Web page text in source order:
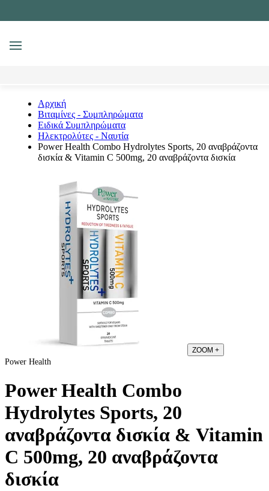
MENU
Αρχική
Βιταμίνες - Συμπληρώματα
Ειδικά Συμπληρώματα
Ηλεκτρολύτες - Ναυτία
Power Ηealth Combo Hydrolytes Sports, 20 αναβράζοντα
δισκία & Vitamin C 500mg, 20 αναβράζοντα δισκία
ZOOM +
Power Health
Power Ηealth Combo
Hydrolytes Sports, 20
αναβράζοντα δισκία & Vitamin
C 500mg, 20 αναβράζοντα
δισκία